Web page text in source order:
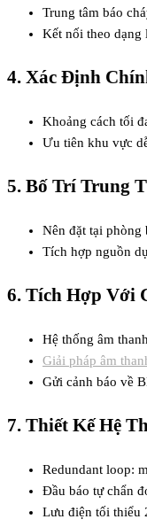
Trung tâm báo
Kết nối theo
4. Xác Định
Khoảng cách tối
Ưu tiên khu vực
5. Bố Trí Trung
Nên đặt tại phòng
Tích hợp nguồn
6. Tích Hợp Với
Hệ thống âm
Giải pháp âm
Gửi cảnh báo về
7. Thiết Kế Hệ
Redundant loop:
Đầu báo tự chẩn
Lưu điện tối thiểu